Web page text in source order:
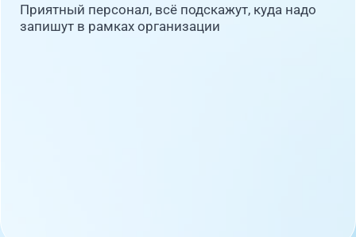
Приятный персонал, всё подскажут, куда надо
запишут в рамках организации